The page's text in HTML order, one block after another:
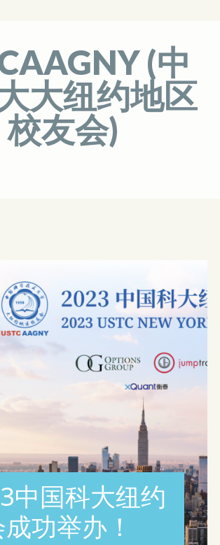
(中
大纽约地区
校友会)
中国科大纽约
功举办！